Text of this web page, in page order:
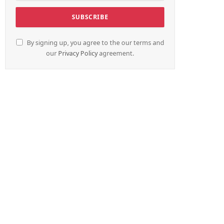
By signing up, you agree to the our terms and
our Privacy Policyagreement.